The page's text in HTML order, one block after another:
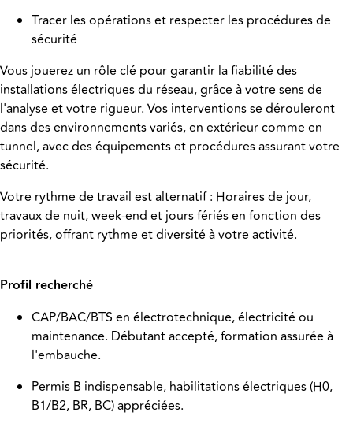
Tracer les opérations et respecter les procédures de
sécurité
Vous jouerez un rôle clé pour garantir la fiabilité des
installations électriques du réseau, grâce à votre sens de
l'analyse et votre rigueur. Vos interventions se dérouleront
dans des environnements variés, en extérieur comme en
tunnel, avec des équipements et procédures assurant votre
sécurité.
Votre rythme de travail est alternatif : Horaires de jour,
travaux de nuit, week-end et jours fériés en fonction des
priorités, offrant rythme et diversité à votre activité.
Profil recherché
CAP/BAC/BTS en électrotechnique, électricité ou
maintenance. Débutant accepté, formation assurée à
l'embauche.
Permis B indispensable, habilitations électriques (H0,
B1/B2, BR, BC) appréciées.